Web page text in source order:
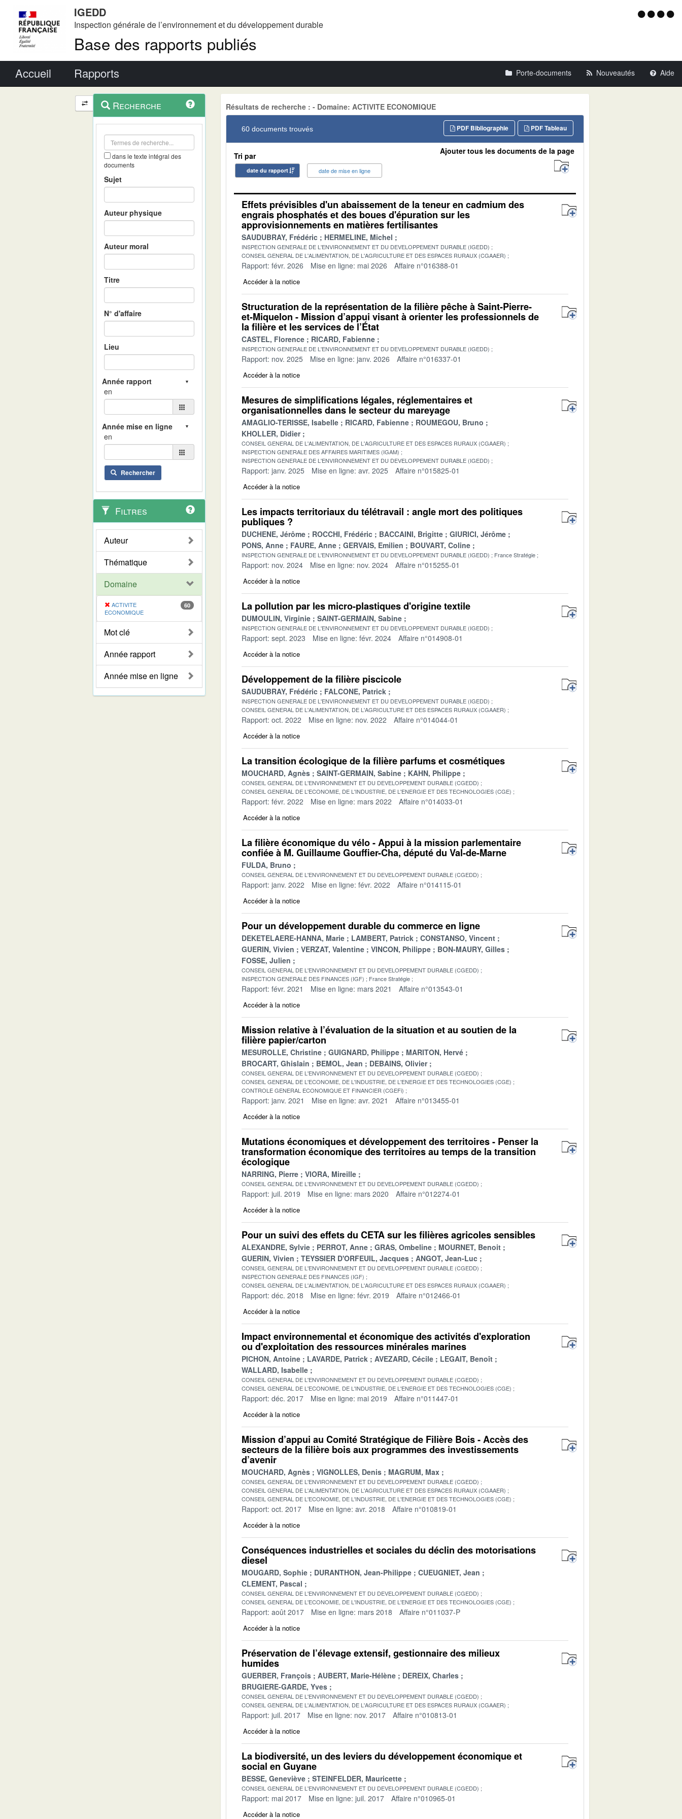
IGEDD
Inspection générale de l’environnement et du développement durable
Base des rapports publiés
Menu
Accueil Rapports Porte-documents Nouveautés Aide
Navigation
et
outils
contextuel
Recherche
dans le texte intégral des
documents
Sujet
Auteur physique
Auteur moral
Titre
N° d'affaire
Lieu
en
en
Rechercher
Filtres
Auteur
Thématique
Domaine
ACTIVITE
ECONOMIQUE
60
Mot clé
Année rapport
Année mise en ligne
Résultats de recherche : - Domaine: ACTIVITE ECONOMIQUE
60 documents trouvés PDF Tableau
PDF Bibliographie
Tri par
date du rapport date de mise en ligne
Ajouter tous les documents de la page
Effets prévisibles d'un abaissement de la teneur en cadmium des
engrais phosphatés et des boues d'épuration sur les
approvisionnements en matières fertilisantes
SAUDUBRAY, Frédéric HERMELINE, Michel
INSPECTION GENERALE DE L'ENVIRONNEMENT ET DU DEVELOPPEMENT DURABLE (IGEDD)
CONSEIL GENERAL DE L'ALIMENTATION, DE L'AGRICULTURE ET DES ESPACES RURAUX (CGAAER)
Rapport: févr. 2026 Mise en ligne: mai 2026 Affaire n°016388-01
Accéder à la notice
Structuration de la représentation de la filière pêche à Saint-Pierre-
et-Miquelon - Mission d’appui visant à orienter les professionnels de
la filière et les services de l’État
CASTEL, Florence RICARD, Fabienne
INSPECTION GENERALE DE L'ENVIRONNEMENT ET DU DEVELOPPEMENT DURABLE (IGEDD)
Rapport: nov. 2025 Mise en ligne: janv. 2026 Affaire n°016337-01
Accéder à la notice
Mesures de simplifications légales, réglementaires et
organisationnelles dans le secteur du mareyage
AMAGLIO-TERISSE, Isabelle RICARD, Fabienne
ROUMEGOU, Bruno
KHOLLER, Didier
CONSEIL GENERAL DE L'ALIMENTATION, DE L'AGRICULTURE ET DES ESPACES RURAUX (CGAAER)
INSPECTION GENERALE DES AFFAIRES MARITIMES (IGAM)
INSPECTION GENERALE DE L'ENVIRONNEMENT ET DU DEVELOPPEMENT DURABLE (IGEDD)
Rapport: janv. 2025 Mise en ligne: avr. 2025 Affaire n°015825-01
Accéder à la notice
Les impacts territoriaux du télétravail : angle mort des politiques
publiques ?
DUCHENE, Jérôme ROCCHI, Frédéric BACCAINI, Brigitte
GIURICI, Jérôme
PONS, Anne
FAURE, Anne GERVAIS, Emilien BOUVART, Coline
INSPECTION GENERALE DE L'ENVIRONNEMENT ET DU DEVELOPPEMENT DURABLE (IGEDD) France Stratégie
Rapport: nov. 2024 Mise en ligne: nov. 2024 Affaire n°015255-01
Accéder à la notice
La pollution par les micro-plastiques d'origine textile
DUMOULIN, Virginie SAINT-GERMAIN, Sabine
INSPECTION GENERALE DE L'ENVIRONNEMENT ET DU DEVELOPPEMENT DURABLE (IGEDD)
Rapport: sept. 2023 Mise en ligne: févr. 2024 Affaire n°014908-01
Accéder à la notice
Développement de la filière piscicole
SAUDUBRAY, Frédéric FALCONE, Patrick
INSPECTION GENERALE DE L'ENVIRONNEMENT ET DU DEVELOPPEMENT DURABLE (IGEDD)
CONSEIL GENERAL DE L'ALIMENTATION, DE L'AGRICULTURE ET DES ESPACES RURAUX (CGAAER)
Rapport: oct. 2022 Mise en ligne: nov. 2022 Affaire n°014044-01
Accéder à la notice
La transition écologique de la filière parfums et cosmétiques
MOUCHARD, Agnès SAINT-GERMAIN, Sabine KAHN, Philippe
CONSEIL GENERAL DE L'ENVIRONNEMENT ET DU DEVELOPPEMENT DURABLE (CGEDD)
CONSEIL GENERAL DE L'ECONOMIE, DE L'INDUSTRIE, DE L'ENERGIE ET DES TECHNOLOGIES (CGE)
Rapport: févr. 2022 Mise en ligne: mars 2022 Affaire n°014033-01
Accéder à la notice
La filière économique du vélo - Appui à la mission parlementaire
confiée à M. Guillaume Gouffier-Cha, député du Val-de-Marne
FULDA, Bruno
CONSEIL GENERAL DE L'ENVIRONNEMENT ET DU DEVELOPPEMENT DURABLE (CGEDD)
Rapport: janv. 2022 Mise en ligne: févr. 2022 Affaire n°014115-01
Accéder à la notice
Pour un développement durable du commerce en ligne
DEKETELAERE-HANNA, Marie LAMBERT, Patrick
CONSTANSO, Vincent
GUERIN, Vivien
VERZAT, Valentine VINCON, Philippe
BON-MAURY, Gilles
FOSSE, Julien
CONSEIL GENERAL DE L'ENVIRONNEMENT ET DU DEVELOPPEMENT DURABLE (CGEDD)
INSPECTION GENERALE DES FINANCES (IGF)
France Stratégie
Rapport: févr. 2021 Mise en ligne: mars 2021 Affaire n°013543-01
Accéder à la notice
Mission relative à l’évaluation de la situation et au soutien de la
filière papier/carton
MESUROLLE, Christine GUIGNARD, Philippe
MARITON, Hervé
BROCART, Ghislain
BEMOL, Jean DEBAINS, Olivier
CONSEIL GENERAL DE L'ENVIRONNEMENT ET DU DEVELOPPEMENT DURABLE (CGEDD)
CONSEIL GENERAL DE L'ECONOMIE, DE L'INDUSTRIE, DE L'ENERGIE ET DES TECHNOLOGIES (CGE)
CONTROLE GENERAL ECONOMIQUE ET FINANCIER (CGEFi)
Rapport: janv. 2021 Mise en ligne: avr. 2021 Affaire n°013455-01
Accéder à la notice
Mutations économiques et développement des territoires - Penser la
transformation économique des territoires au temps de la transition
écologique
NARRING, Pierre VIORA, Mireille
CONSEIL GENERAL DE L'ENVIRONNEMENT ET DU DEVELOPPEMENT DURABLE (CGEDD)
Rapport: juil. 2019 Mise en ligne: mars 2020 Affaire n°012274-01
Accéder à la notice
Pour un suivi des effets du CETA sur les filières agricoles sensibles
ALEXANDRE, Sylvie PERROT, Anne GRAS, Ombeline
MOURNET, Benoit
GUERIN, Vivien
TEYSSIER D'ORFEUIL, Jacques ANGOT, Jean-Luc
CONSEIL GENERAL DE L'ENVIRONNEMENT ET DU DEVELOPPEMENT DURABLE (CGEDD)
INSPECTION GENERALE DES FINANCES (IGF)
CONSEIL GENERAL DE L'ALIMENTATION, DE L'AGRICULTURE ET DES ESPACES RURAUX (CGAAER)
Rapport: déc. 2018 Mise en ligne: févr. 2019 Affaire n°012466-01
Accéder à la notice
Impact environnemental et économique des activités d'exploration
ou d'exploitation des ressources minérales marines
PICHON, Antoine LAVARDE, Patrick AVEZARD, Cécile
LEGAIT, Benoît
WALLARD, Isabelle
CONSEIL GENERAL DE L'ENVIRONNEMENT ET DU DEVELOPPEMENT DURABLE (CGEDD)
CONSEIL GENERAL DE L'ECONOMIE, DE L'INDUSTRIE, DE L'ENERGIE ET DES TECHNOLOGIES (CGE)
Rapport: déc. 2017 Mise en ligne: mai 2019 Affaire n°011447-01
Accéder à la notice
Mission d’appui au Comité Stratégique de Filière Bois - Accès des
secteurs de la filière bois aux programmes des investissements
d’avenir
MOUCHARD, Agnès VIGNOLLES, Denis MAGRUM, Max
CONSEIL GENERAL DE L'ENVIRONNEMENT ET DU DEVELOPPEMENT DURABLE (CGEDD)
CONSEIL GENERAL DE L'ALIMENTATION, DE L'AGRICULTURE ET DES ESPACES RURAUX (CGAAER)
CONSEIL GENERAL DE L'ECONOMIE, DE L'INDUSTRIE, DE L'ENERGIE ET DES TECHNOLOGIES (CGE)
Rapport: oct. 2017 Mise en ligne: avr. 2018 Affaire n°010819-01
Accéder à la notice
Conséquences industrielles et sociales du déclin des motorisations
diesel
MOUGARD, Sophie DURANTHON, Jean-Philippe
CUEUGNIET, Jean
CLEMENT, Pascal
CONSEIL GENERAL DE L'ENVIRONNEMENT ET DU DEVELOPPEMENT DURABLE (CGEDD)
CONSEIL GENERAL DE L'ECONOMIE, DE L'INDUSTRIE, DE L'ENERGIE ET DES TECHNOLOGIES (CGE)
Rapport: août 2017 Mise en ligne: mars 2018 Affaire n°011037-P
Accéder à la notice
Préservation de l’élevage extensif, gestionnaire des milieux
humides
GUERBER, François AUBERT, Marie-Hélène
DEREIX, Charles
BRUGIERE-GARDE, Yves
CONSEIL GENERAL DE L'ENVIRONNEMENT ET DU DEVELOPPEMENT DURABLE (CGEDD)
CONSEIL GENERAL DE L'ALIMENTATION, DE L'AGRICULTURE ET DES ESPACES RURAUX (CGAAER)
Rapport: juil. 2017 Mise en ligne: nov. 2017 Affaire n°010813-01
Accéder à la notice
La biodiversité, un des leviers du développement économique et
social en Guyane
BESSE, Geneviève STEINFELDER, Mauricette
CONSEIL GENERAL DE L'ENVIRONNEMENT ET DU DEVELOPPEMENT DURABLE (CGEDD)
Rapport: mai 2017 Mise en ligne: juil. 2017 Affaire n°010965-01
Accéder à la notice